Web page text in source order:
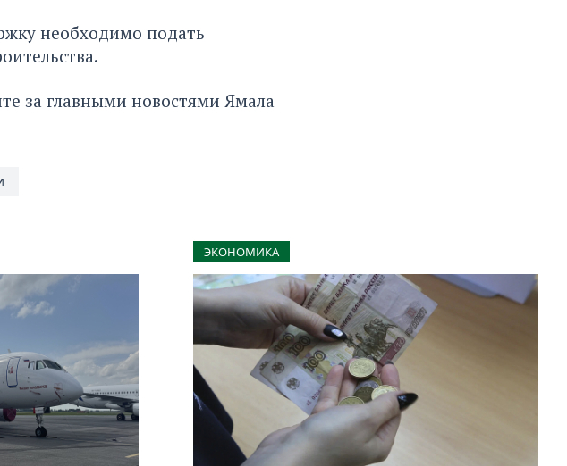
необходимо подать
за главными новостями Ямала
ЭКОНОМИКА